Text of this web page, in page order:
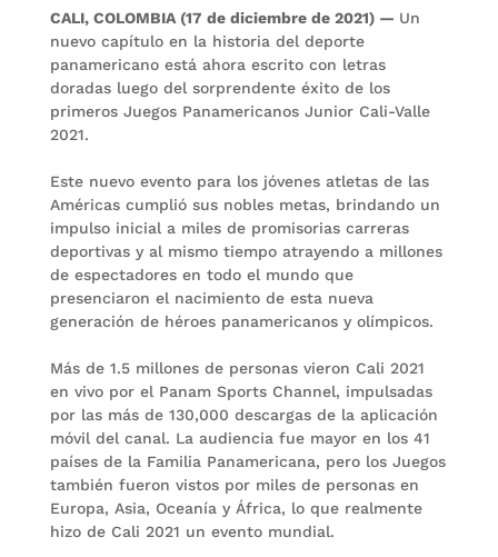
CALI, COLOMBIA (17 de diciembre de 2021) — Un
nuevo capítulo en la historia del deporte
panamericano está ahora escrito con letras
doradas luego del sorprendente éxito de los
primeros Juegos Panamericanos Junior Cali-Valle
2021.
Este nuevo evento para los jóvenes atletas de las
Américas cumplió sus nobles metas, brindando un
impulso inicial a miles de promisorias carreras
deportivas y al mismo tiempo atrayendo a millones
de espectadores en todo el mundo que
presenciaron el nacimiento de esta nueva
generación de héroes panamericanos y olímpicos.
Más de 1.5 millones de personas vieron Cali 2021
en vivo por el Panam Sports Channel, impulsadas
por las más de 130,000 descargas de la aplicación
móvil del canal. La audiencia fue mayor en los 41
países de la Familia Panamericana, pero los Juegos
también fueron vistos por miles de personas en
Europa, Asia, Oceanía y África, lo que realmente
hizo de Cali 2021 un evento mundial.